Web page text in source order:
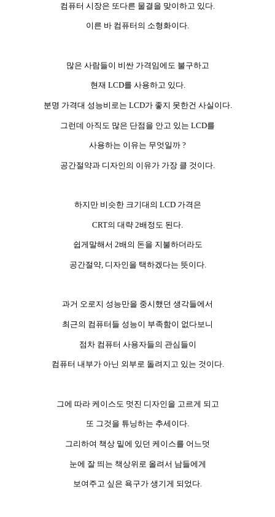
컴퓨터 시장은 또다른 물결을 맞이하고 있다.
이른 바 컴퓨터의 소형화이다.
많은 사람들이 비싼 가격임에도 불구하고
현재 LCD를 사용하고 있다.
분명 가격대 성능비로는 LCD가 좋지 못한건 사실이다.
그런데 아직도 많은 단점을 안고 있는 LCD를
사용하는 이유는 무엇일까 ?
공간절약과 디자인의 이유가 가장 클 것이다.
하지만 비슷한 크기대의 LCD 가격은
CRT의 대략 2배정도 된다.
쉽게말해서 2배의 돈을 지불하더라도
공간절약, 디자인을 택하겠다는 뜻이다.
과거 오로지 성능만을 중시했던 생각들에서
최근의 컴퓨터들 성능이 부족함이 없다보니
점차 컴퓨터 사용자들의 관심들이
컴퓨터 내부가 아닌 외부로 돌려지고 있는 것이다.
그에 따라 케이스도 멋진 디자인을 고르게 되고
또 그것을 튜닝하는 추세이다.
그리하여 책상 밑에 있던 케이스를 어느덧
눈에 잘 띄는 책상위로 올려서 남들에게
보여주고 싶은 욕구가 생기게 되었다.